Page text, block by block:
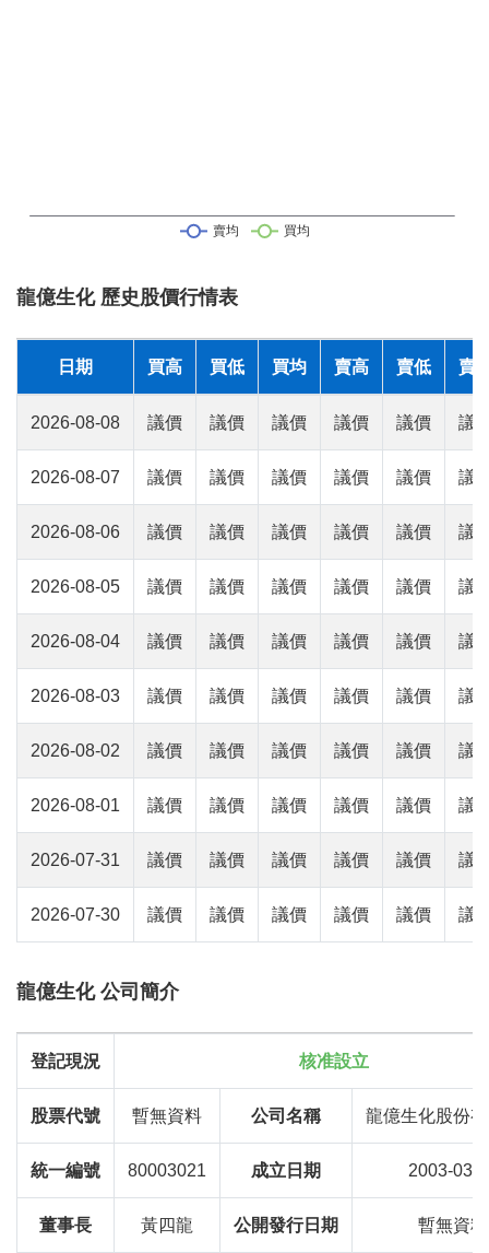
龍億生化 歷史股價行情表
日期 買高 買低 買均 賣高 賣低 賣
2026-08-08 議價 議價 議價 議價 議價 議
2026-08-07 議價 議價 議價 議價 議價 議
2026-08-06 議價 議價 議價 議價 議價 議
2026-08-05 議價 議價 議價 議價 議價 議
2026-08-04 議價 議價 議價 議價 議價 議
2026-08-03 議價 議價 議價 議價 議價 議
2026-08-02 議價 議價 議價 議價 議價 議
2026-08-01 議價 議價 議價 議價 議價 議
2026-07-31 議價 議價 議價 議價 議價 議
2026-07-30 議價 議價 議價 議價 議價 議
龍億生化 公司簡介
登記現況 核准設立
股票代號 暫無資料 公司名稱 龍億生化股份
統一編號 80003021 成立日期 2003-03-
董事長 黃四龍 公開發行日期 暫無資料